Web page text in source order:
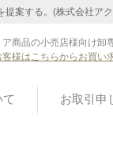
提案する。(株式会社ア
ア商品の小売店様向け卸
客様はこちらからお買い
お取引申